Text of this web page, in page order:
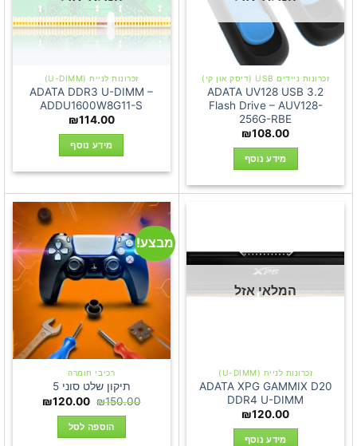
זכרונות ניידים USB (דיסק און קי)
ADATA UV128 USB 3.2
Flash Drive – AUV128-
256G-RBE
₪108.00
מידע נוסף
זכרונות לנייח (U-DIMM)
ADATA DDR3 U-DIMM –
ADDU1600W8G11-S
₪114.00
מידע נוסף
המלאי אזל
זכרונות לנייח (U-DIMM)
ADATA XPG GAMMIX D20
DDR4 U-DIMM
₪120.00
מידע נוסף
מבצע!
רכיבי חומרה
תיקון שלט סוני 5
₪150.00
המחיר
היה:
₪150.00.
₪120.00
הוספה לסל